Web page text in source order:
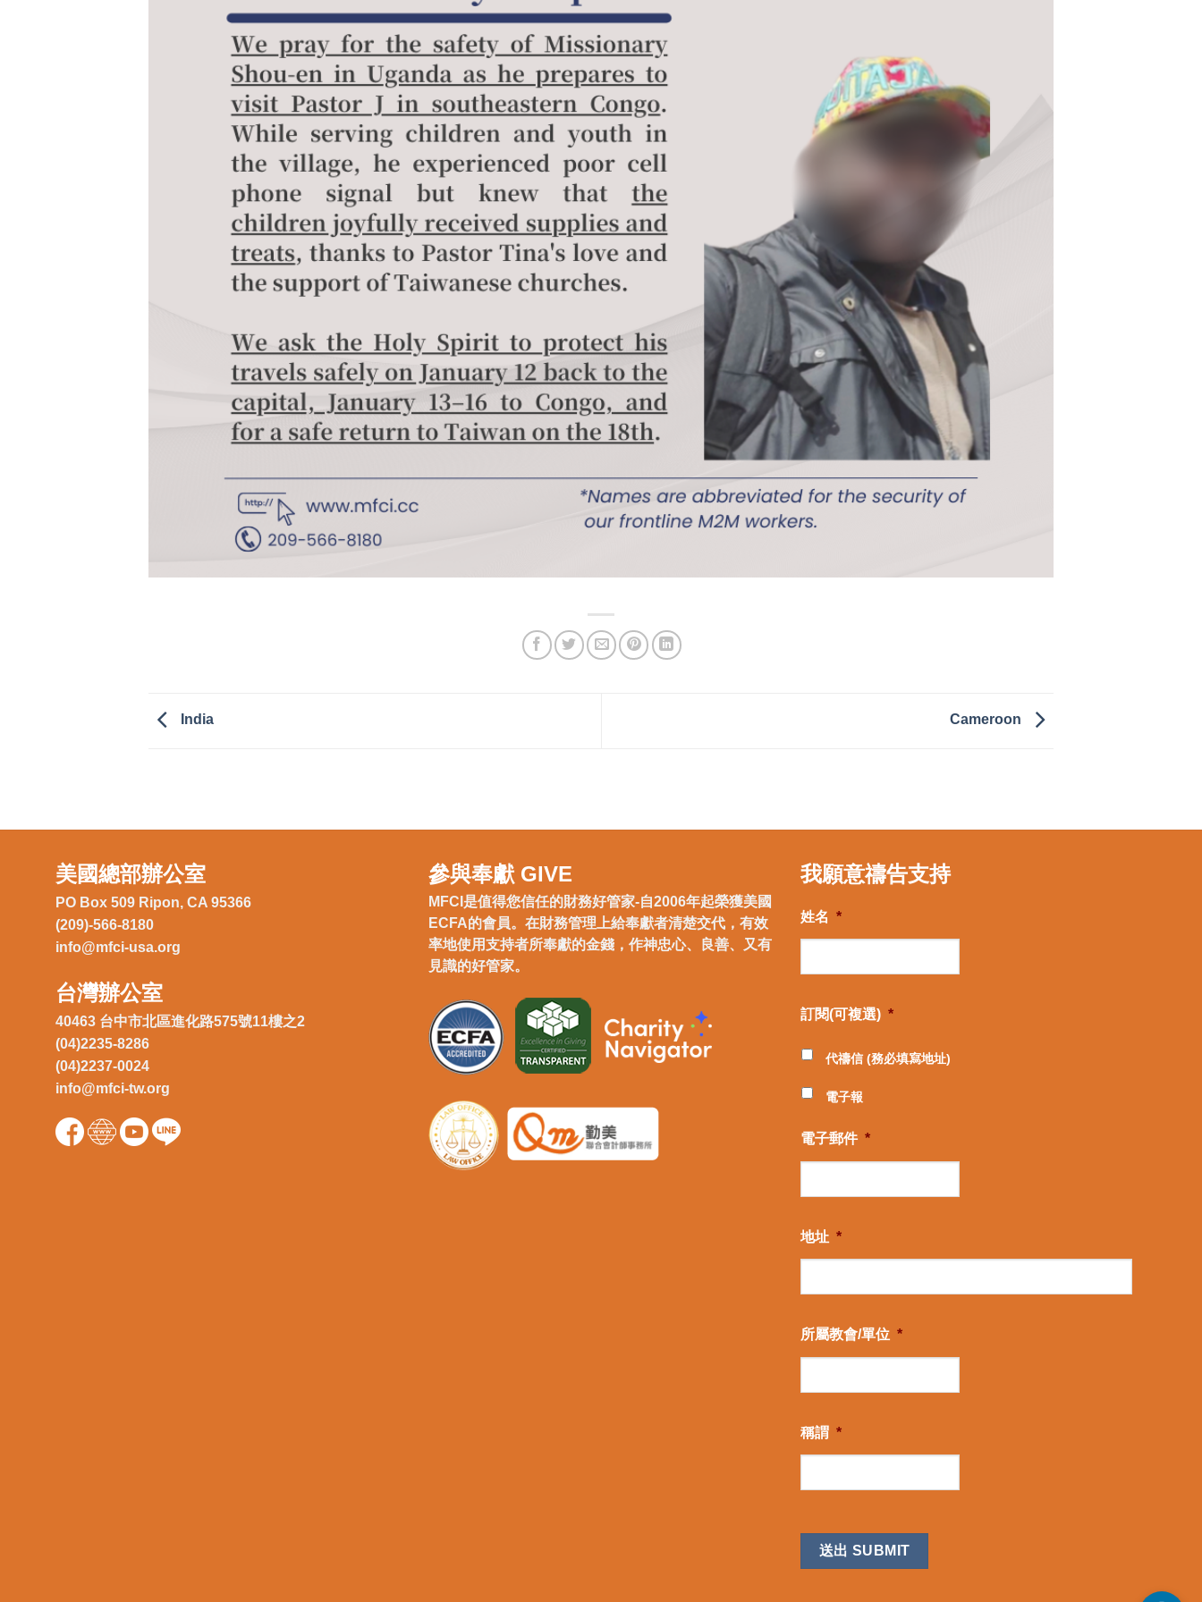
India Cameroon
美國總部辦公室
PO Box 509 Ripon, CA 95366
(209)-566-8180
info@mfci-usa.org
台灣辦公室
40463 台中市北區進化路575號11樓之2
(04)2235-8286
(04)2237-0024
info@mfci-tw.org
參與奉獻 GIVE
MFCI是值得您信任的財務好管家-自2006年起榮獲美國
ECFA的會員。在財務管理上給奉獻者清楚交代，有效
率地使用支持者所奉獻的金錢，作神忠心、良善、又有
見識的好管家。
我願意禱告支持
姓名 *
訂閱(可複選) *
代禱信 (務必填寫地址)
電子報
電子郵件 *
地址 *
所屬教會/單位 *
稱謂 *